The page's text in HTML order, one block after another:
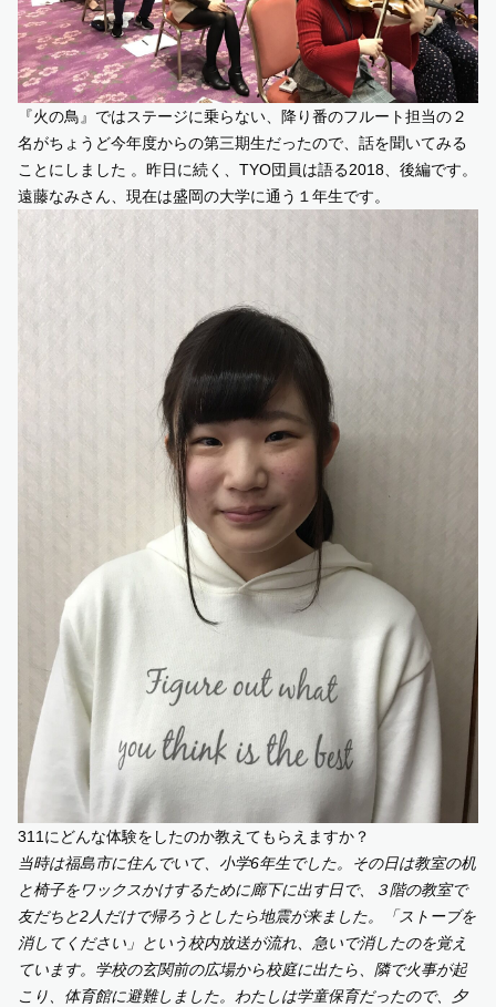
『火の鳥』ではステージに乗らない、降り番のフルート担当の２
名がちょうど今年度からの第三期生だったので、話を聞いてみる
ことにしました 。昨日に続く、TYO団員は語る2018、後編です。
遠藤なみさん、現在は盛岡の大学に通う１年生です。
311にどんな体験をしたのか教えてもらえますか？
当時は福島市に住んでいて、小学6年生でした。その日は教室の机
と椅子をワックスかけするために廊下に出す日で、３階の教室で
友だちと2人だけで帰ろうとしたら地震が来ました。「ストーブを
消してください」という校内放送が流れ、急いで消したのを覚え
ています。学校の玄関前の広場から校庭に出たら、隣で火事が起
こり、体育館に避難しました。わたしは学童保育だったので、夕